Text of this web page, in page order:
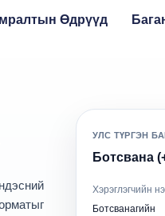
Өдрүүд
УЛС ТҮРГЭН
Ботсвана
Хэрэглэгчийн